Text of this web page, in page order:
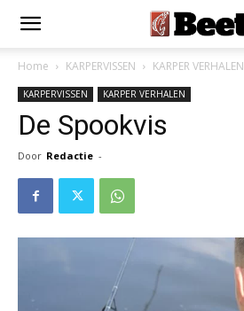
Home KARPERVISSEN KARPER VERHALEN
KARPERVISSEN KARPER VERHALEN
De Spookvis
Door Redactie -